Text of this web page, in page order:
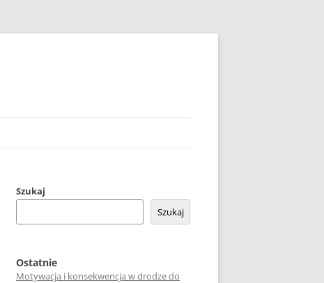
Szukaj
Szukaj
Ostatnie
Motywacja i konsekwencja w drodze do